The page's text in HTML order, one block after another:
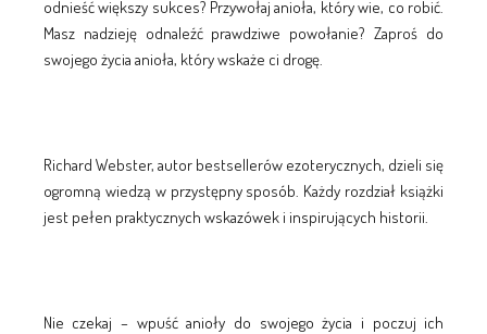
odnieść większy sukces? Przywołaj anioła, który wie, co robić.
Masz nadzieję odnaleźć prawdziwe powołanie? Zaproś do
swojego życia anioła, który wskaże ci drogę.
Richard Webster, autor bestsellerów ezoterycznych, dzieli się
ogromną wiedzą w przystępny sposób. Każdy rozdział książki
jest pełen praktycznych wskazówek i inspirujących historii.
Nie czekaj – wpuść anioły do swojego życia i poczuj ich